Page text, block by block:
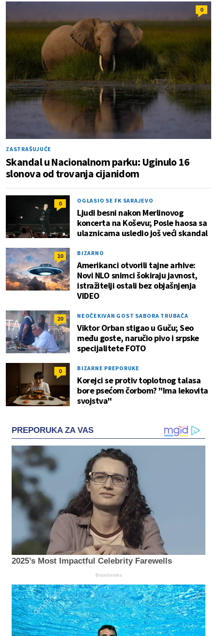
0
ZASTRAŠUJUĆE
Skandal u Nacionalnom parku: Uginulo 16
slonova od trovanja cijanidom
0 OGLASIO SE FK SARAJEVO
Ljudi besni nakon Merlinovog
koncerta na Koševu; Posle haosa sa
ulaznicama usledio još veći skandal
10 BIZARNO
Amerikanci otvorili tajne arhive:
Novi NLO snimci šokiraju javnost,
istražitelji ostali bez objašnjenja
VIDEO
20 NEOČEKIVAN GOST SABORA TRUBAČA
Viktor Orban stigao u Guču; Seo
među goste, naručio pivo i srpske
specijalitete FOTO
0 BIZARNE PREPORUKE
Korejci se protiv toplotnog talasa
bore psećom čorbom? "Ima lekovita
svojstva"
PREPORUKA ZA VAS
2025’s Most Impactful Celebrity Farewells
Brainberries